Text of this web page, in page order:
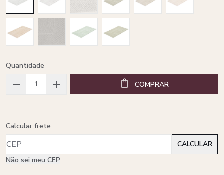
Quantidade
COMPRAR
Calcular frete
Não sei meu CEP